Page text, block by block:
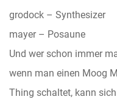
grodock – Synthesizer
mayer – Posaune
Und wer schon immer
wenn man einen Moog
Thing schaltet, kann